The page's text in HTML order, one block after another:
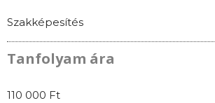
Szakképesítés
Tanfolyam ára
110 000 Ft